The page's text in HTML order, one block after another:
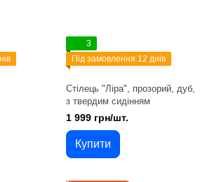
3
Під замовлення 12 днів
Стілець "Ліра", прозорий, дуб,
з твердим сидінням
1 999 грн/шт.
Купити